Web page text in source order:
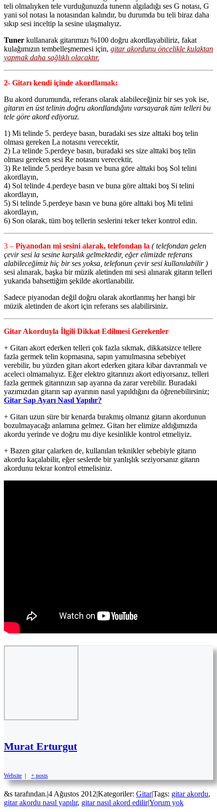
teli olmalıyken tele vurduğunuzda tunerın algıladığı ses G notası, G
yani sol notası la notasından kalındır, bu durumda bu teli biraz daha
sıkıp sesi inceltip la sesine ulaşmalıyız.
Tuner kullanarak gitarımızı %100 doğru akordlayabiliriz, fakat
kulağımızın tembelleşmemesi için, gitar akordunu öncelikle kulaktan
yapmak daha sağlıklı olacaktır.
2- Gitarı kendi içinde akordlamak:
Bu akord durumunda, referans olarak alabileceğiniz bir ses yok ise,
gitarın en üst telinin doğru akordlandığını varsayarak tüm telleri bu
tele göre akord ediyoruz.
1) Mi telinde 5. perdeye basın, buradaki ses size alttaki boş telin
olması gereken La notasını verecektir,
2) La telinde 5.perdeye basın, buradaki ses size alttaki boş telin
olması gereken sesi Re notasını verecektir,
3) Re telinde 5.perdeye basın ve buna göre alttaki boş Sol telini
akordlayın,
4) Sol telinde 4.perdeye basın ve buna göre alttaki boş Si telini
akordlayın,
5) Si telinde 5.perdeye basın ve buna göre alttaki boş Mi telini
akordlayın,
6) Son olarak, tüm boş tellerin seslerini teker teker kontrol edin.
3 – Piyanodan mi sesini alarak, telefondan la ( telefondan gelen
çevir sesi la sesine karşılık gelmektedir, eğer elimizde referans
alabileceğimiz hiç bir ses yoksa, telefonun çevir sesi kullanılabilir )
sesi alınarak, başka bir müzik aletinden mi sesi alınarak gitarın telleri
yukarıda bahsettiğim şekilde akortlanabilir.
Sadece piyanodan değil doğru olarak akortlanmış her hangi bir
müzik aletinden de akort için referans ses alabilirsiniz.
Gitar Akorduyla İlgili Dikkat Edilmesi Gerekenler
+ Gitarı akort ederken telleri çok fazla sıkmak, dikkatsizce tellere
fazla germek telin kopmasına, sapın yamulmasına sebebiyet
verebilir, bu yüzden gitarı akort ederken gitara kibar davranmalı ve
aceleci olmamalıyız. Eğer elektro gitarınızı akort ediyorsanız, telleri
fazla germek gitarınızın sap ayarına da zarar verebilir. Buradaki
yazımızdan gitarın sap ayarının nasıl yapıldığını da öğrenebilirsiniz;
Gitar Sap Ayarı Nasıl Yapılır?
+ Gitarı uzun süre bir kenarda bırakmış olmanız gitarın akordunun
bozulmayacağı anlamına gelmez. Gitarı her elimize aldığımızda
akordu yerinde ve doğru mu diye kesinlikle kontrol etmeliyiz.
+ Bazen gitar çalarken de, kullanılan teknikler sebebiyle gitarın
akordu kaçalabilir, eğer seslerde bir yanlışlık seziyorsanız gitarın
akordunu tekrar kontrol etmelisiniz.
Murat Erturgut
Website | + posts
&s tarafından.|4 Ağustos 2012|Kategoriler: Gitar|Tags: gitar akordu,
gitar akordu nasıl yapılır, gitar nasıl akord edilir|Yorum yok